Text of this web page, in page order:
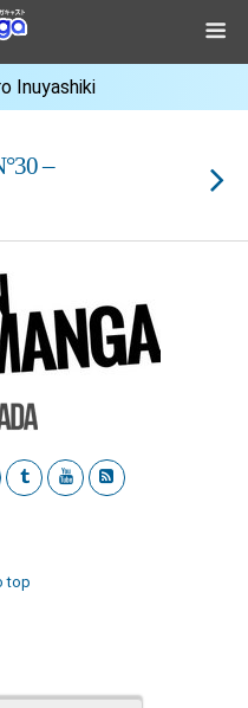
Inuyashiki
–
top